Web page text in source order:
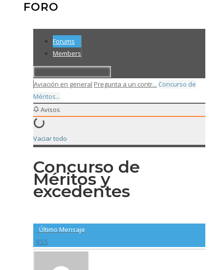
FORO
Forums
Members
Aviación en general Pregunta a un contr... Concurso de
Méritos...
Avisos
Vaciar todo
Concurso de
Méritos y
excedentes
Último Mensaje
RSS